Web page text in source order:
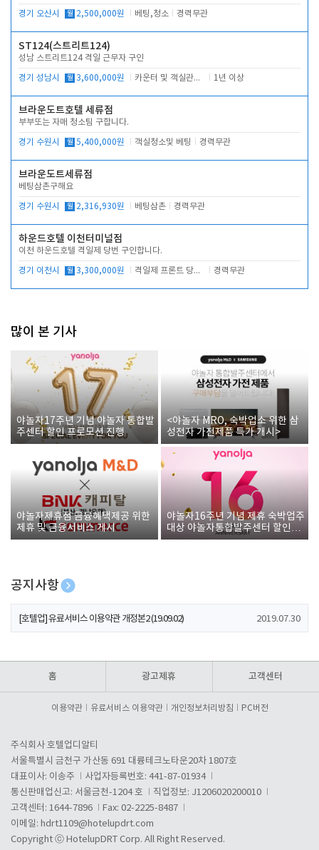
경기 오산시 월 2,500,000원 베팅,청소 경력무관
ST124(스트리트124)
성남 스트리트124 격일 근무자 구인
경기 성남시 월 3,600,000원 카운터 및 객실관리 전반 1년 이상
브라운도트호텔 세류점
부부또는 자매 청소팀 구합니다.
경기 수원시 월 5,400,000원 객실청소및 베팅 경력무관
브라운도트세류점
베팅삼촌구해요
경기 수원시 월 2,316,930원 베팅삼촌 경력무관
하운드호텔 이천터미널점
이천 하운드호텔 격일제 당번 구인합니다.
경기 이천시 월 3,300,000원 격일제 프론트 당번 업무로 주차 및 객실 점검 경력무관
많이 본 기사
야놀자17주년 기념 야놀자 통합발
주센터 할인 프로모션 진행
<야놀자 MRO, 숙박업소 위한 삼
성전자 가전제품 특가 개시>
야놀자제휴점 금융혜택제공 위한
제휴 및 금융서비스 게시
야놀자16주년 기념 제휴 숙박업주
대상 야놀자통합발주센터 할인쿠
폰 증정
공지사항
[호텔업] 개인정보 처리방침 개정본1 (19.09.02)
[호텔업] 유료서비스 이용약관 개정본2 (19.09.02) 2019.07.30
홈 광고제휴 고객센터
이용약관 유료서비스 이용약관 개인정보처리방침 PC버전
주식회사 호텔업디알티
서울특별시 금천구 가산동 691 대륭테크노타운20차 1807호
대표이사: 이송주
사업자등록번호: 441-87-01934
통신판매업신고: 서울금천-1204 호
직업정보: J1206020200010
고객센터: 1644-7896
Fax: 02-2225-8487
이메일: hdrt1109@hotelupdrt.com
Copyright ⓒ HotelupDRT Corp. All Right Reserved.